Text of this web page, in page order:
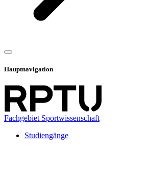
Hauptnavigation
Fachgebiet Sportwissenschaft
Studiengänge